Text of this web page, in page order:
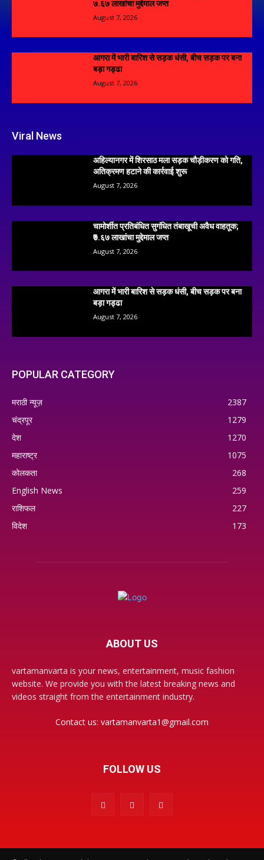
₹७.६७ लाखांचा मुद्देमाल जप्त
August 7, 2026
आगरा में भारी बारिश से सड़क धंसी, बीच सड़क पर बना
बड़ा गड्ढा
August 7, 2026
Viral News
अहिल्यानगर में शिरसाठ मला सड़क चौड़ीकरण को गति,
अतिक्रमण हटाने की कार्रवाई शुरू
August 7, 2026
चामोर्शीत प्रतिबंधित सुगंधित तंबाखूची अवैध वाहतूक;
₹७.६७ लाखांचा मुद्देमाल जप्त
August 7, 2026
आगरा में भारी बारिश से सड़क धंसी, बीच सड़क पर बना
बड़ा गड्ढा
August 7, 2026
POPULAR CATEGORY
मराठी न्यूज़
2387
चंद्रपूर
1279
देश
1270
महाराष्ट्र
1075
कोलकता
268
English News
259
राशिफल
227
विदेश
173
ABOUT US
vartamanvarta is your news, entertainment, music fashion
website. We provide you with the latest breaking news and
videos straight from the entertainment industry.
Contact us: vartamanvarta1@gmail.com
FOLLOW US